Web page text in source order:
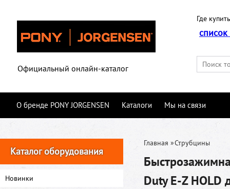
Официальный онлайн-каталог
Где
О бренде PONY JORGENSEN Каталоги Мы на связи
Каталог оборудования
Новинки
Главная »Струбцины
Duty E-Z HOLD